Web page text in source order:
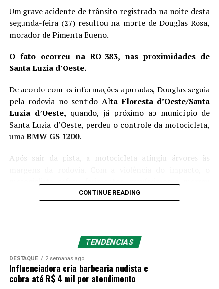
local, mas a ocorrência deverá ser atendida pela Polícia Civil
de Humaitá, pois o sinistro ocorreu em território do
Amazonas.
Um grave acidente de trânsito registrado na noite desta
segunda-feira (27) resultou na morte de Douglas Rosa,
morador de Pimenta Bueno.
O fato ocorreu na RO-383, nas proximidades de
Santa Luzia d’Oeste.
De acordo com as informações apuradas, Douglas seguia
pela rodovia no sentidoAlta Floresta d’Oeste/Santa
Luzia d’Oeste, quando, já próximo ao município de
Santa Luzia d’Oeste, perdeu o controle da motocicleta,
umaBMW GS 1200.
Após sair da pista, a motocicleta atingiu árvores às
Uma equipe de resgate foi acionada, mas apenas pôde
trabalhos da Polícia Militar, da Polícia Técnico-
Científica (Politec) e da funerária de plantão.
As causas do acidente ainda serão investigadas pelas
autoridades competentes.
CONTINUE READING
TENDÊNCIAS
DESTAQUE 2 semanas ago
Influenciadora cria barbearia nudista e
cobra até R$ 4 mil por atendimento